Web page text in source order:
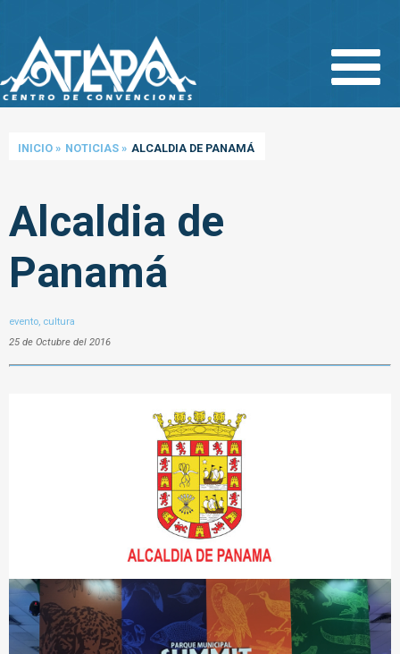
contenido
principal
INICIO » NOTICIAS » ALCALDIA DE PANAMÁ
Alcaldia de
Panamá
evento, cultura
25 de Octubre del 2016